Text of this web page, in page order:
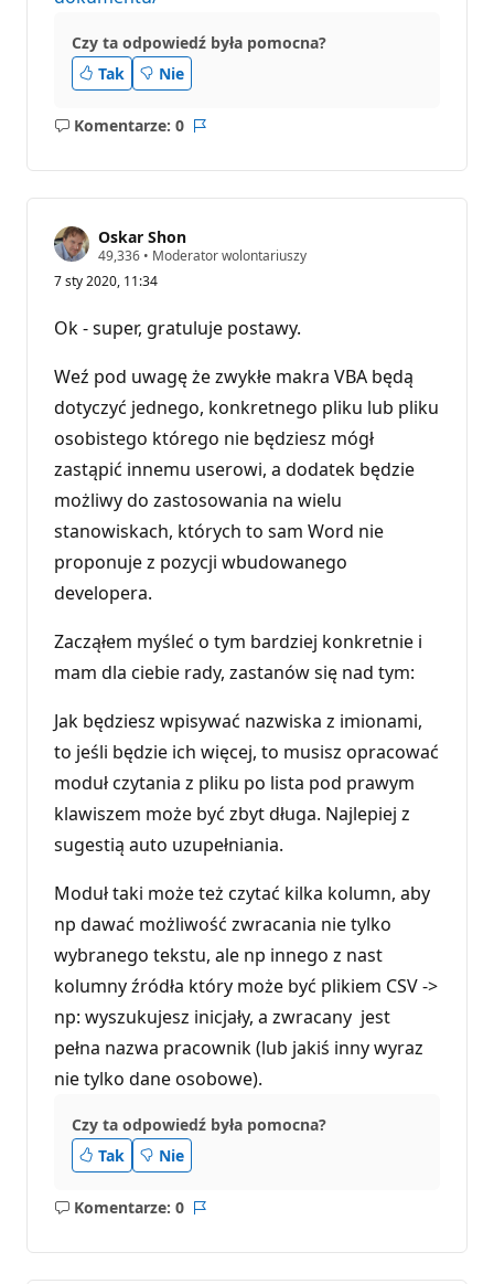
Czy ta odpowiedź była pomocna?
Tak
Nie
Komentarze: 0
Brak
Oskar Shon
49,336 P
n
y
e
p
u
t
a
j
• Moderator wolontariuszy
7 sty 2020, 11:34
Ok - super, gratuluje postawy.
Weź pod uwagę że zwykłe makra VBA będą
dotyczyć jednego, konkretnego pliku lub pliku
osobistego którego nie będziesz mógł
zastąpić innemu userowi, a dodatek będzie
możliwy do zastosowania na wielu
stanowiskach, których to sam Word nie
proponuje z pozycji wbudowanego
developera.
Zacząłem myśleć o tym bardziej konkretnie i
mam dla ciebie rady, zastanów się nad tym:
Jak będziesz wpisywać nazwiska z imionami,
to jeśli będzie ich więcej, to musisz opracować
moduł czytania z pliku po lista pod prawym
klawiszem może być zbyt długa. Najlepiej z
sugestią auto uzupełniania.
Moduł taki może też czytać kilka kolumn, aby
np dawać możliwość zwracania nie tylko
wybranego tekstu, ale np innego z nast
kolumny źródła który może być plikiem CSV ->
np: wyszukujesz inicjały, a zwracany jest
pełna nazwa pracownik (lub jakiś inny wyraz
nie tylko dane osobowe).
Czy ta odpowiedź była pomocna?
Tak
Nie
Komentarze: 0
Brak